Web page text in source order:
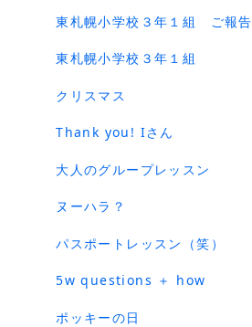
東札幌小学校３年１組 ご報告
東札幌小学校３年１組
クリスマス
Thank you! Iさん
大人のグループレッスン
ヌーハラ？
パスポートレッスン（笑）
5w questions ＋ how
ポッキーの日